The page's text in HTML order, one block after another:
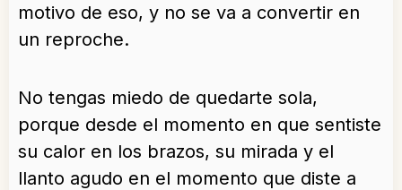
motivo de eso, y no se va a convertir en
un reproche.
No tengas miedo de quedarte sola,
porque desde el momento en que sentiste
su calor en los brazos, su mirada y el
llanto agudo en el momento que diste a